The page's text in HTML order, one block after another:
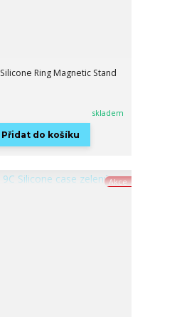
Ring Magnetic Stand
skladem
Přidat do košíku
Akce